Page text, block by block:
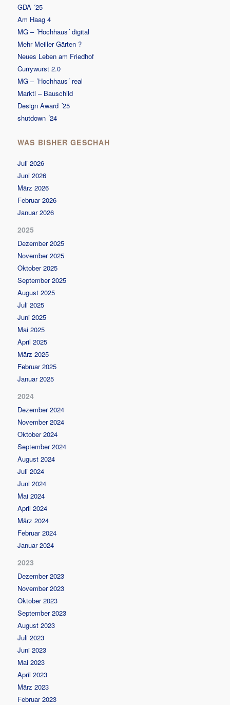
GDA ´25
Am Haag 4
MG – ´Hochhaus´ digital
Mehr Meiller Gärten ?
Neues Leben am Friedhof
Currywurst 2.0
MG – ´Hochhaus´ real
Marktl – Bauschild
Design Award ´25
shutdown ´24
WAS BISHER GESCHAH
Juli 2026
Juni 2026
März 2026
Februar 2026
Januar 2026
2025
Dezember 2025
November 2025
Oktober 2025
September 2025
August 2025
Juli 2025
Juni 2025
Mai 2025
April 2025
März 2025
Februar 2025
Januar 2025
2024
Dezember 2024
November 2024
Oktober 2024
September 2024
August 2024
Juli 2024
Juni 2024
Mai 2024
April 2024
März 2024
Februar 2024
Januar 2024
2023
Dezember 2023
November 2023
Oktober 2023
September 2023
August 2023
Juli 2023
Juni 2023
Mai 2023
April 2023
März 2023
Februar 2023